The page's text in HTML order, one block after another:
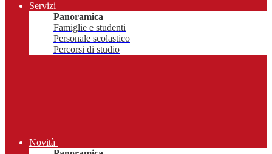
Servizi
Panoramica
Famiglie e studenti
Personale scolastico
Percorsi di studio
Novità